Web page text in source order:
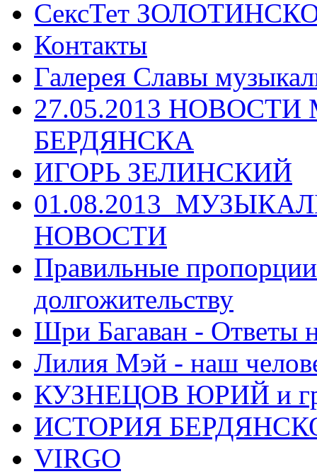
СексТет
Контакты
Галерея Славы
27.05.2013
БЕРДЯНСКА
ИГОРЬ ЗЕЛИНСКИЙ
НОВОСТИ
Правильные
долгожительству
Шри Багаван - Ответы
Лилия Мэй - наш
КУЗНЕЦОВ ЮРИЙ и
ИСТОРИЯ
VIRGO